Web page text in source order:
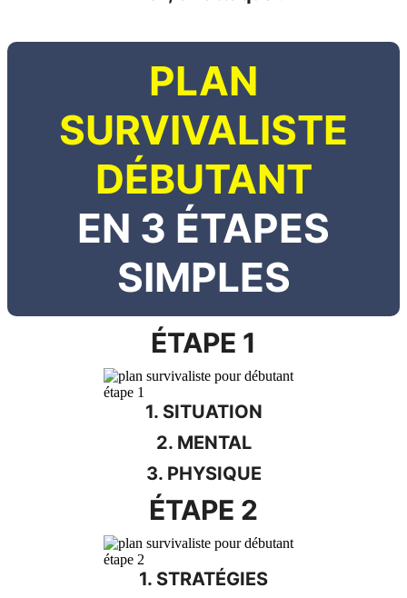
PLAN
SURVIVALISTE
DÉBUTANT
EN 3 ÉTAPES
SIMPLES
ÉTAPE 1
1. SITUATION
2. MENTAL
3. PHYSIQUE
ÉTAPE 2
1. STRATÉGIES